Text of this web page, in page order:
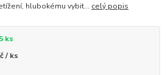
hlubokému vybit... celý popis
ks
/ ks